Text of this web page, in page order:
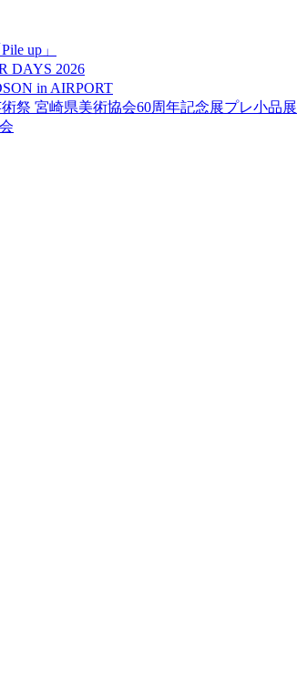
up」
DAYS 2026
in AIRPORT
祭 宮崎県美術協会60周年記念展プレ小品展